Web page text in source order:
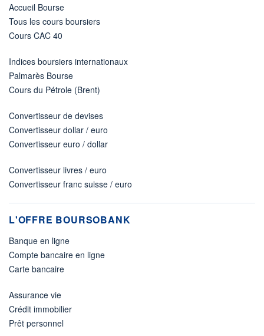
Accueil Bourse
Tous les cours boursiers
Cours CAC 40
Indices boursiers internationaux
Palmarès Bourse
Cours du Pétrole (Brent)
Convertisseur de devises
Convertisseur dollar / euro
Convertisseur euro / dollar
Convertisseur livres / euro
Convertisseur franc suisse / euro
L'OFFRE BOURSOBANK
Banque en ligne
Compte bancaire en ligne
Carte bancaire
Assurance vie
Crédit immobilier
Prêt personnel